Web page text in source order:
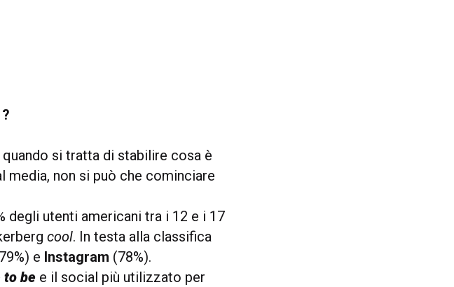
si tratta di stabilire cosa è
media, non si può che cominciare
degli utenti americani tra i 12 e i 17
cool. In testa alla classifica
e Instagram (78%).
to be e il social più utilizzato per